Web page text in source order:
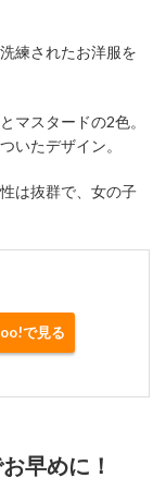
練されたお洋服を
マスタードの2色。
いたデザイン。
は抜群で、女の子
で見る
早めに！